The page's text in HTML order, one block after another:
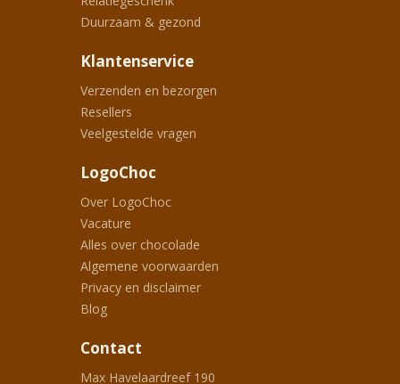
Duurzaam & gezond
Klantenservice
Verzenden en bezorgen
Resellers
Veelgestelde vragen
LogoChoc
Over LogoChoc
Vacature
Alles over chocolade
Algemene voorwaarden
Privacy en disclaimer
Blog
Contact
Max Havelaardreef 190